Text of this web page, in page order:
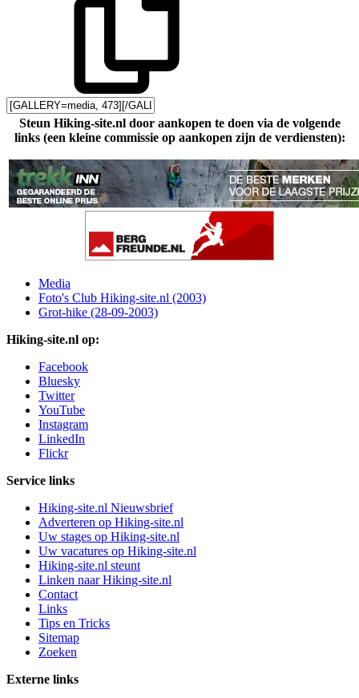
Steun Hiking-site.nl door aankopen te doen via de volgende
links (een kleine commissie op aankopen zijn de verdiensten):
Media
Foto's Club Hiking-site.nl (2003)
Grot-hike (28-09-2003)
Hiking-site.nl op:
Facebook
Bluesky
Twitter
YouTube
Instagram
LinkedIn
Flickr
Service links
Hiking-site.nl Nieuwsbrief
Adverteren op Hiking-site.nl
Uw stages op Hiking-site.nl
Uw vacatures op Hiking-site.nl
Hiking-site.nl steunt
Linken naar Hiking-site.nl
Contact
Links
Tips en Tricks
Sitemap
Zoeken
Externe links